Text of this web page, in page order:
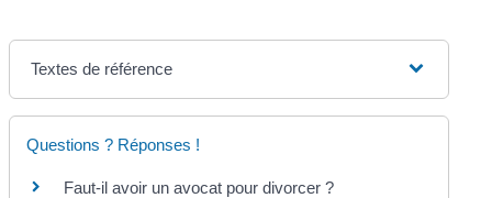
Textes de référence
Questions ? Réponses !
Faut-il avoir un avocat pour divorcer ?